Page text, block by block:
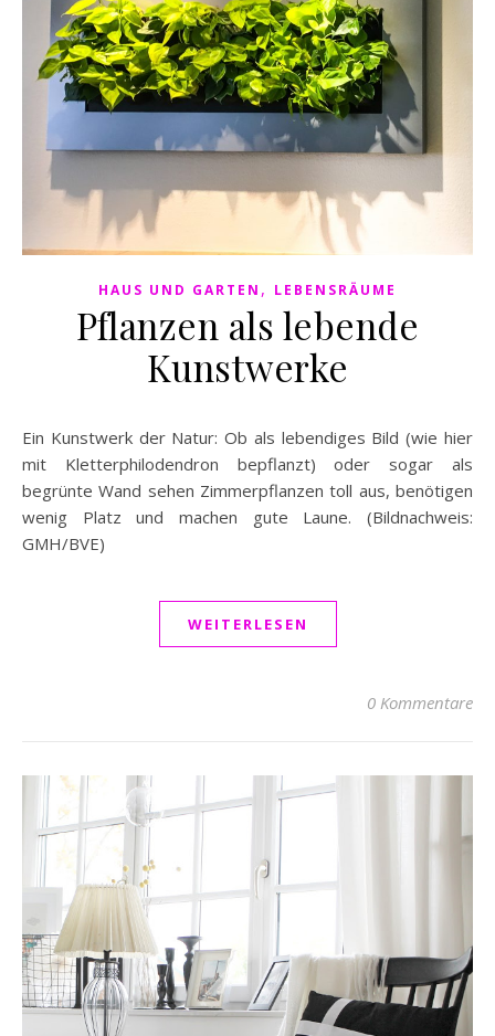
HAUS UND GARTEN , LEBENSRÄUME
Pflanzen als lebende
Kunstwerke
Ein Kunstwerk der Natur: Ob als lebendiges Bild (wie hier
mit Kletterphilodendron bepflanzt) oder sogar als
begrünte Wand sehen Zimmerpflanzen toll aus, benötigen
wenig Platz und machen gute Laune. (Bildnachweis:
GMH/BVE)
WEITERLESEN
0 Kommentare